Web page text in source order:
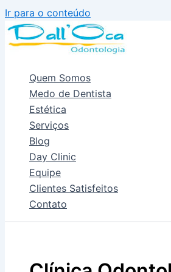
Ir para o conteúdo
Quem Somos
Medo de Dentista
Estética
Serviços
Blog
Day Clinic
Equipe
Clientes Satisfeitos
Contato